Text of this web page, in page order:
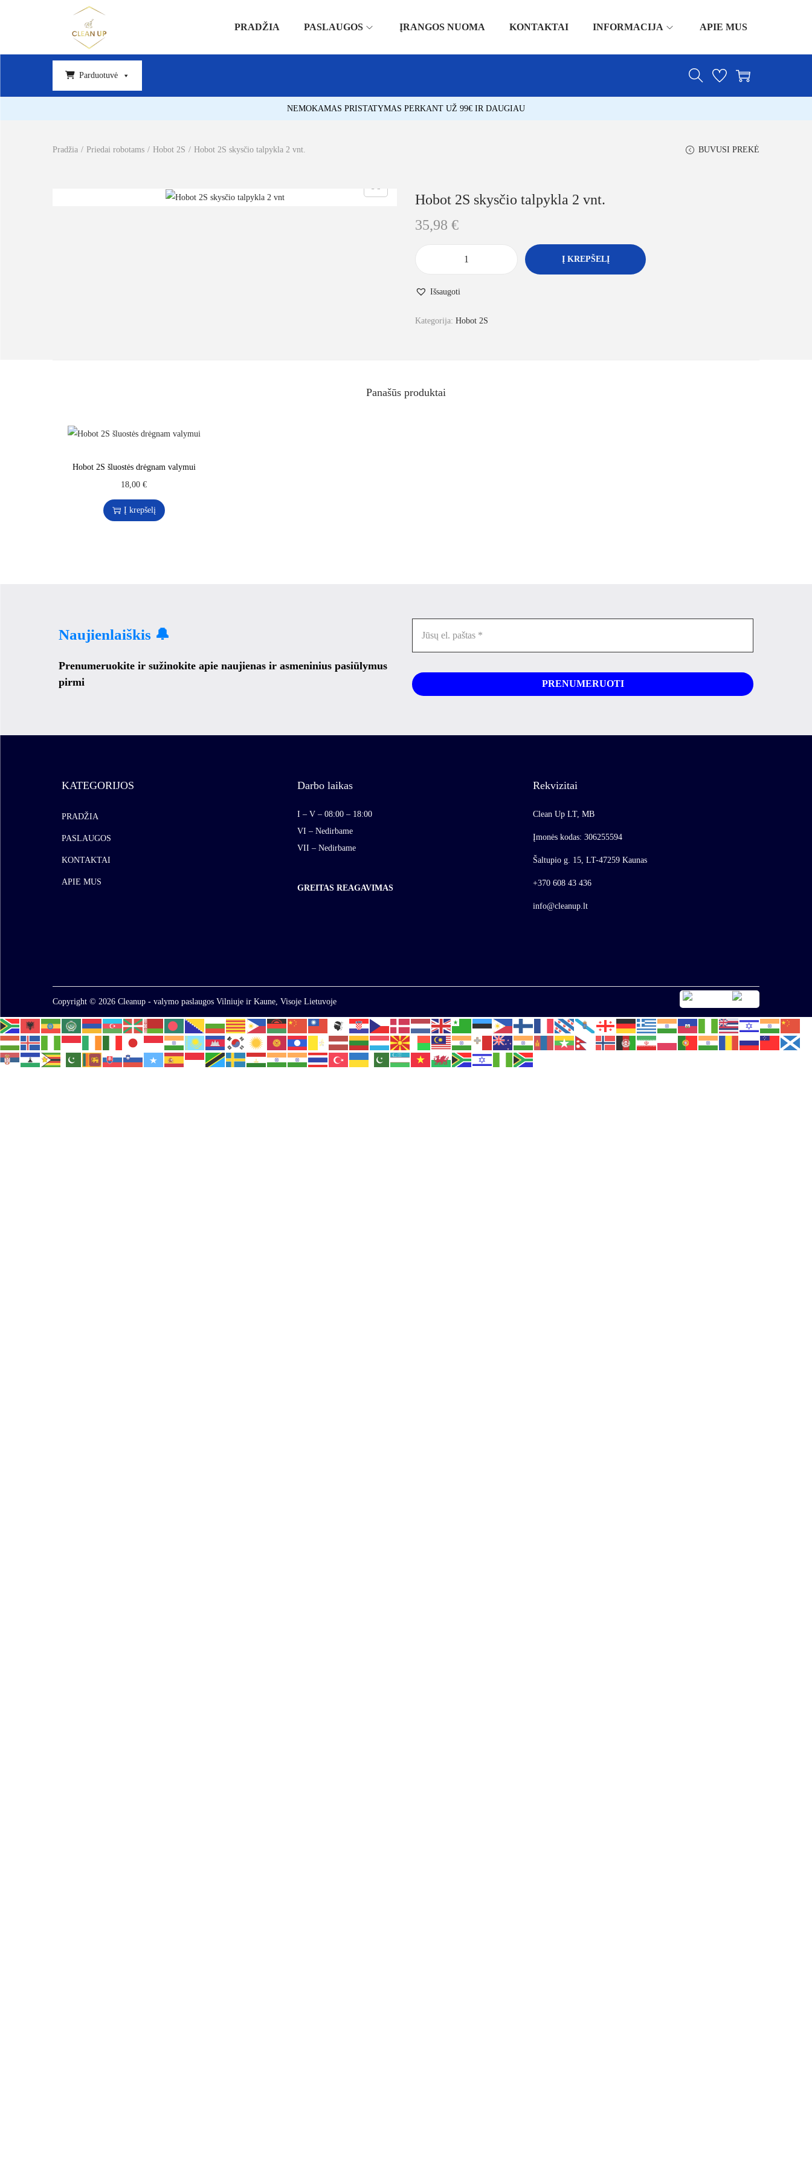
PRADŽIA PASLAUGOS ĮRANGOS NUOMA KONTAKTAI INFORMACIJA APIE MUS
Parduotuvė
NEMOKAMAS PRISTATYMAS PERKANT UŽ 99€ IR DAUGIAU
Pradžia / Priedai robotams / Hobot 2S / Hobot 2S skysčio talpykla 2 vnt. BUVUSI PREKĖ
Hobot 2S skysčio talpykla 2 vnt.
35,98 €
Į KREPŠELĮ
Išsaugoti
Kategorija: Hobot 2S
Panašūs produktai
Hobot 2S šluostės drėgnam valymui
18,00€
Į krepšelį
Naujienlaiškis 🔔
Prenumeruokite ir sužinokite apie naujienas ir asmeninius pasiūlymus
pirmi
KATEGORIJOS
PRADŽIA
PASLAUGOS
KONTAKTAI
APIE MUS
Darbo laikas
I – V – 08:00 – 18:00
VI – Nedirbame
VII – Nedirbame
GREITAS REAGAVIMAS
Rekvizitai
Clean Up LT, MB
Įmonės kodas: 306255594
Šaltupio g. 15, LT-47259 Kaunas
+370 608 43 436
info@cleanup.lt
Copyright © 2026 Cleanup - valymo paslaugos Vilniuje ir Kaune, Visoje Lietuvoje